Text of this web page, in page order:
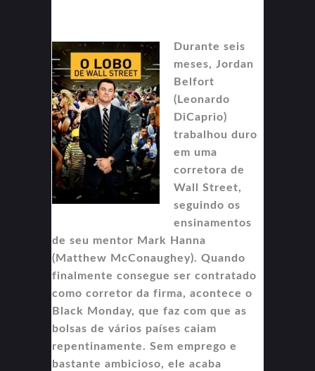
Durante seis
meses, Jordan
Belfort
(Leonardo
DiCaprio)
trabalhou duro
em uma
corretora de
Wall Street,
seguindo os
ensinamentos
de seu mentor Mark Hanna
(Matthew McConaughey). Quando
finalmente consegue ser contratado
como corretor da firma, acontece o
Black Monday, que faz com que as
bolsas de vários países caiam
repentinamente. Sem emprego e
bastante ambicioso, ele acaba